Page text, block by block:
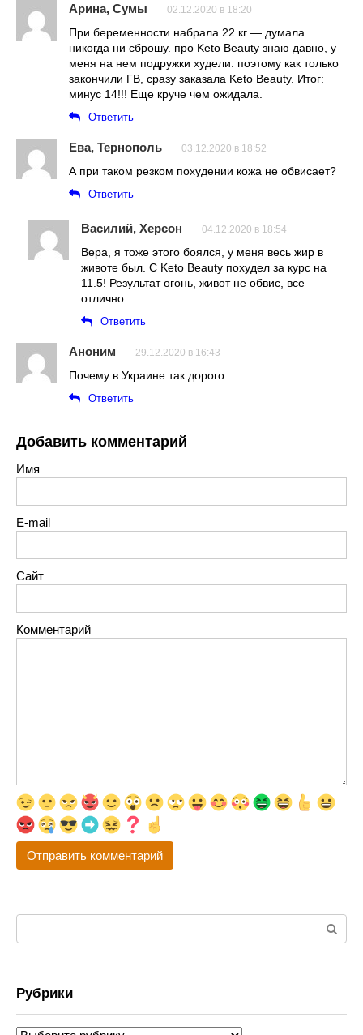
Арина, Сумы 02.12.2020 в 18:20
При беременности набрала 22 кг — думала
никогда ни сброшу. про Keto Beauty знаю давно, у
меня на нем подружки худели. поэтому как только
закончили ГВ, сразу заказала Keto Beauty. Итог:
минус 14!!! Еще круче чем ожидала.
Ответить
Ева, Тернополь 03.12.2020 в 18:52
А при таком резком похудении кожа не обвисает?
Ответить
Василий, Херсон 04.12.2020 в 18:54
Вера, я тоже этого боялся, у меня весь жир в
животе был. С Keto Beauty похудел за курс на
11.5! Результат огонь, живот не обвис, все
отлично.
Ответить
Аноним 29.12.2020 в 16:43
Почему в Украине так дорого
Ответить
Добавить комментарий
Имя
E-mail
Сайт
Комментарий
Рубрики